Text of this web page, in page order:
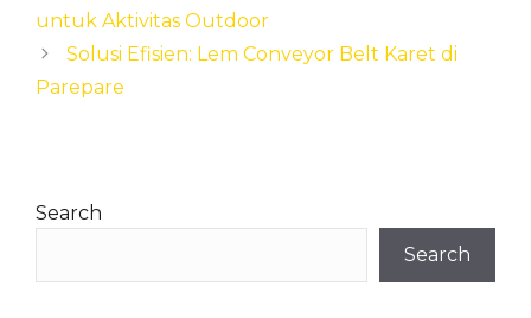
untuk Aktivitas Outdoor
Solusi Efisien: Lem Conveyor Belt Karet di
Parepare
Search
Search